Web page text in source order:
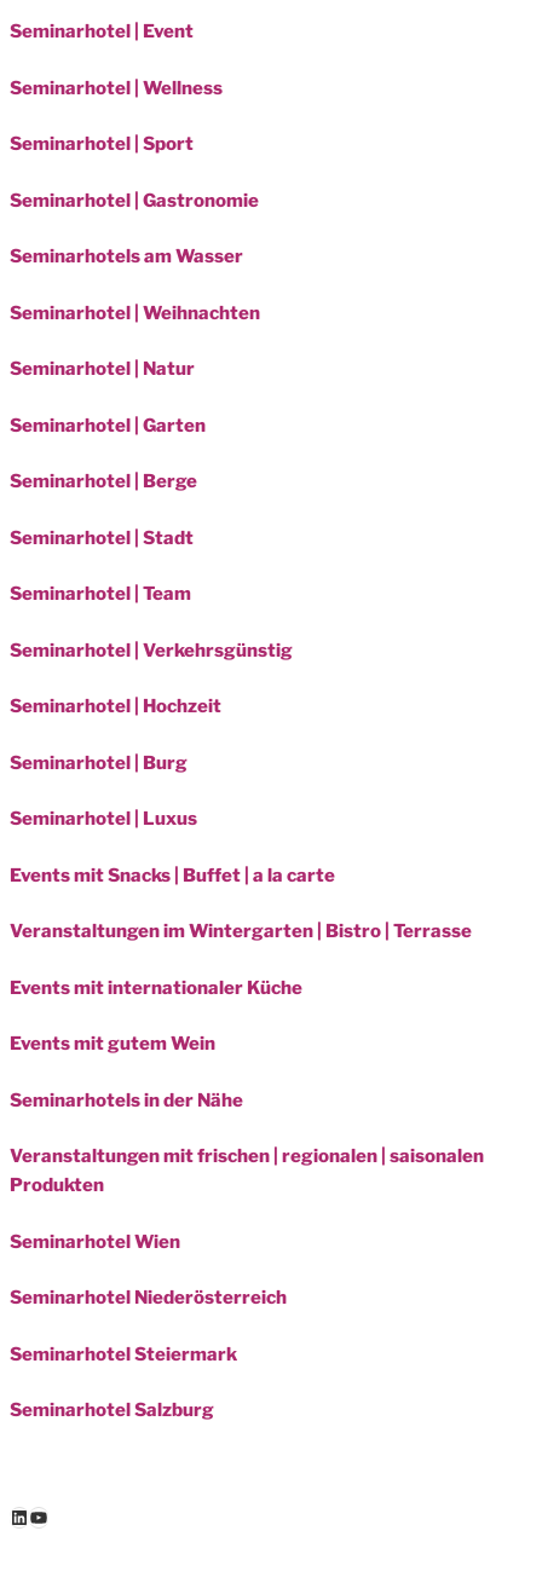
Seminarhotel | Event
Seminarhotel | Wellness
Seminarhotel | Sport
Seminarhotel | Gastronomie
Seminarhotels am Wasser
Seminarhotel | Weihnachten
Seminarhotel | Natur
Seminarhotel | Garten
Seminarhotel | Berge
Seminarhotel | Stadt
Seminarhotel | Team
Seminarhotel | Verkehrsgünstig
Seminarhotel | Hochzeit
Seminarhotel | Burg
Seminarhotel | Luxus
Events mit Snacks | Buffet | a la carte
Veranstaltungen im Wintergarten | Bistro | Terrasse
Events mit internationaler Küche
Events mit gutem Wein
Seminarhotels in der Nähe
Veranstaltungen mit frischen | regionalen | saisonalen
Produkten
Seminarhotel Wien
Seminarhotel Niederösterreich
Seminarhotel Steiermark
Seminarhotel Salzburg
LinkedIn
YouTube